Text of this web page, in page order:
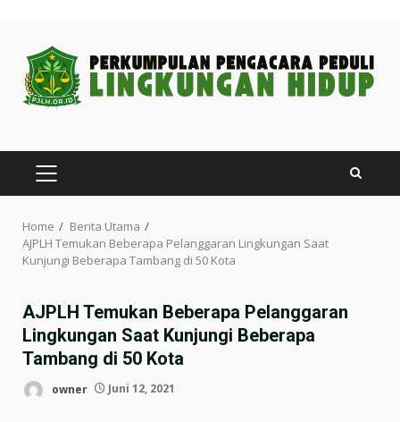
content
PRIMARY
MENU
Home
Berita Utama
AJPLH Temukan Beberapa Pelanggaran Lingkungan Saat
Kunjungi Beberapa Tambang di 50 Kota
AJPLH Temukan Beberapa Pelanggaran
Lingkungan Saat Kunjungi Beberapa
Tambang di 50 Kota
owner Juni 12, 2021